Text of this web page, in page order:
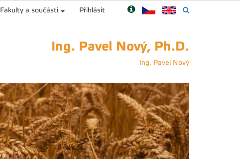
Fakulty a součásti Přihlásit
Ing. Pavel Nový, Ph.D.
Ing. Pavel Nový